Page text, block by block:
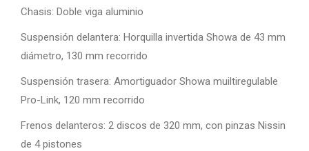
Chasis: Doble viga aluminio
Suspensión delantera: Horquilla invertida Showa de 43 mm
diámetro, 130 mm recorrido
Suspensión trasera: Amortiguador Showa muiltiregulable
Pro-Link, 120 mm recorrido
Frenos delanteros: 2 discos de 320 mm, con pinzas Nissin
de 4 pistones